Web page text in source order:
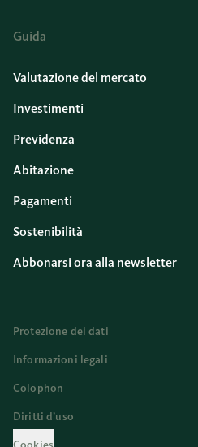
Guida
Valutazione del mercato
Investimenti
Previdenza
Abitazione
Pagamenti
Sostenibilità
Abbonarsi ora alla newsletter
Protezione dei dati
Informazioni legali
Colophon
Diritti d’uso